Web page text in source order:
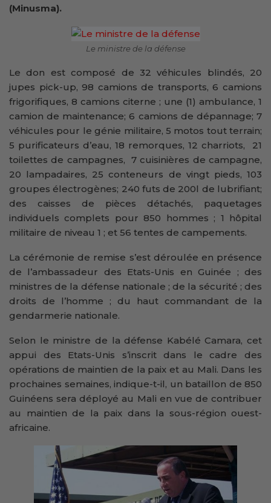
(Minusma).
Le ministre de la défense
Le don est composé de 32 véhicules blindés, 20
jupes pick-up, 98 camions de transports, 6 camions
frigorifiques, 8 camions citerne ; une (1) ambulance, 1
camion de maintenance; 6 camions de dépannage; 7
véhicules pour le génie militaire, 5 motos tout terrain;
5 purificateurs d’eau, 18 remorques, 12 charriots, 21
toilettes de campagnes, 7 cuisinières de campagne,
20 lampadaires, 25 conteneurs de vingt pieds, 103
groupes électrogènes; 240 futs de 200l de lubrifiant;
des caisses de pièces détachés, paquetages
individuels complets pour 850 hommes ; 1 hôpital
militaire de niveau 1 ; et 56 tentes de campements.
La cérémonie de remise s’est déroulée en présence
de l’ambassadeur des Etats-Unis en Guinée ; des
ministres de la défense nationale ; de la sécurité ; des
droits de l’homme ; du haut commandant de la
gendarmerie nationale.
Selon le ministre de la défense Kabélé Camara, cet
appui des Etats-Unis s’inscrit dans le cadre des
opérations de maintien de la paix et au Mali. Dans les
prochaines semaines, indique-t-il, un bataillon de 850
Guinéens sera déployé au Mali en vue de contribuer
au maintien de la paix dans la sous-région ouest-
africaine.